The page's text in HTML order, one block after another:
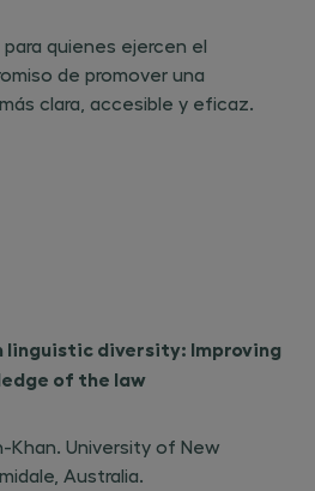
quienes ejercen el
de promover una
clara, accesible y eficaz.
linguistic diversity: Improving
of the law
Khan. University of New
Australia.